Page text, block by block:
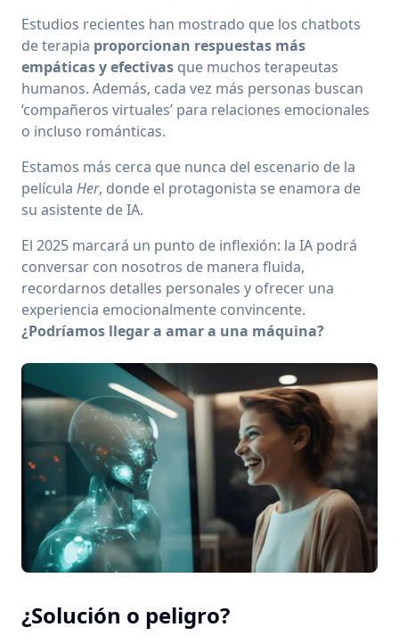
Estudios recientes han mostrado que los chatbots
de terapia proporcionan respuestas más
empáticas y efectivas que muchos terapeutas
humanos. Además, cada vez más personas buscan
‘compañeros virtuales’ para relaciones emocionales
o incluso románticas.
Estamos más cerca que nunca del escenario de la
película Her, donde el protagonista se enamora de
su asistente de IA.
El 2025 marcará un punto de inflexión: la IA podrá
conversar con nosotros de manera fluida,
recordarnos detalles personales y ofrecer una
experiencia emocionalmente convincente.
¿Podríamos llegar a amar a una máquina?
¿Solución o peligro?